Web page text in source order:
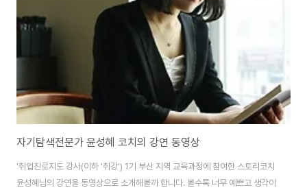
한 당신 지금 다니는 직장이 마음에 들지 않거나 평생직장은 없다는 걸 알면서
도 평생직업에 대해 생각하지..
자기탐색전문가 윤성혜 코치의 강연 동영상
'취업진로지도 강사(이하 '취강') 1기 부산 지역 교육과정에 참여한 스토리코치
윤성혜님의 강연을 동영상으로 소개해볼까 합니다. 볼수록 너무 예쁘고 생각이